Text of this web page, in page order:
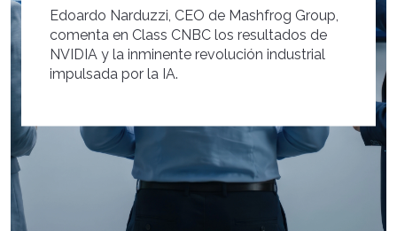
Edoardo Narduzzi, CEO de Mashfrog Group,
comenta en Class CNBC los resultados de
NVIDIA y la inminente revolución industrial
impulsada por la IA.